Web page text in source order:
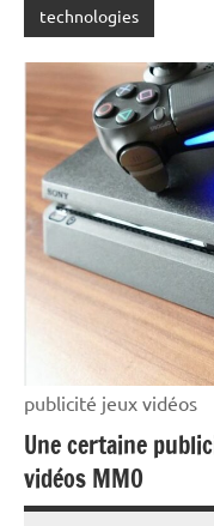
technologies
publicité jeux vidéos
Une certaine
vidéos MMO